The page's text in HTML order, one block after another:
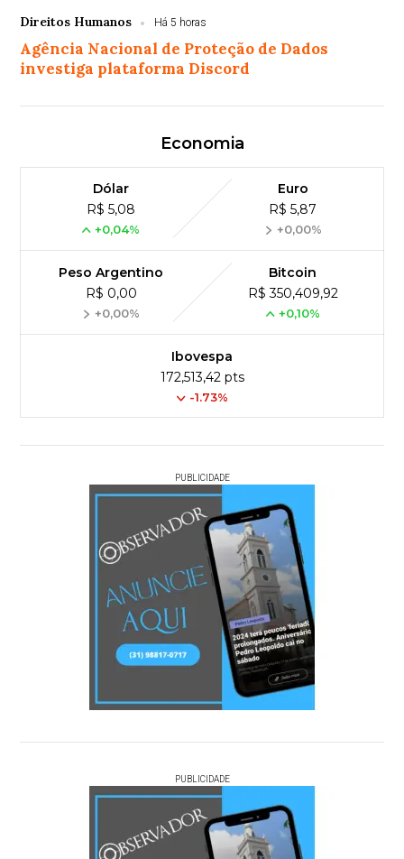
Direitos Humanos Há 5 horas
Agência Nacional de Proteção de Dados
investiga plataforma Discord
Economia
Dólar
R$ 5,08
+0,04%
Euro
R$ 5,87
+0,00%
Peso Argentino
R$ 0,00
+0,00%
Bitcoin
R$ 350,409,92
+0,10%
Ibovespa
172,513,42 pts
-1.73%
PUBLICIDADE
PUBLICIDADE